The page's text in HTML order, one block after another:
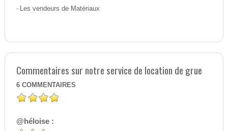
- Les vendeurs de Matériaux
Commentaires sur notre service de location de grue
6 COMMENTAIRES
@héloise :